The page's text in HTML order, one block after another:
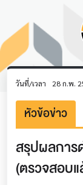
วันที่/เวลา 28 ก.พ.
หัวข้อข่าว
สรุปผลการ
(ตรวจสอบ